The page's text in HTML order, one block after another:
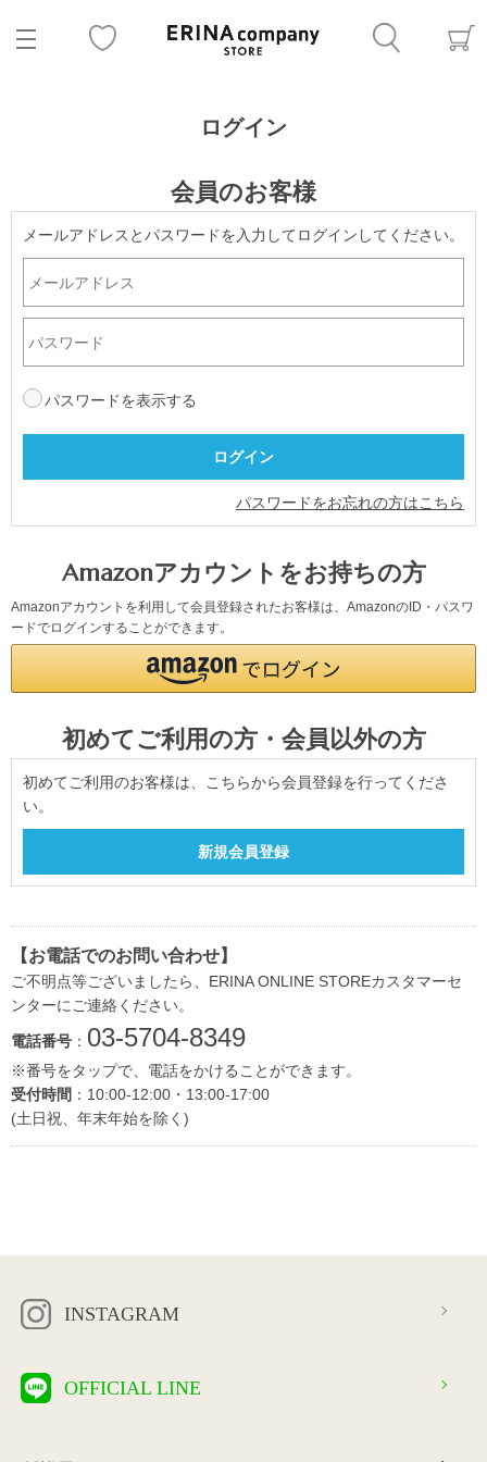
ログイン
会員のお客様
メールアドレスとパスワードを入力してログインしてください。
パスワードを表示する
パスワードをお忘れの方はこちら
Amazonアカウントをお持ちの方
Amazonアカウントを利用して会員登録されたお客様は、AmazonのID・パスワ
ードでログインすることができます。
初めてご利用の方・会員以外の方
初めてご利用のお客様は、こちらから会員登録を行ってくださ
い。
【お電話でのお問い合わせ】
ご不明点等ございましたら、ERINA ONLINE STOREカスタマーセ
ンターにご連絡ください。
電話番号 ： 03-5704-8349
※番号をタップで、電話をかけることができます。
受付時間 ：10:00-12:00・13:00-17:00
(土日祝、年末年始を除く)
INSTAGRAM
OFFICIAL LINE